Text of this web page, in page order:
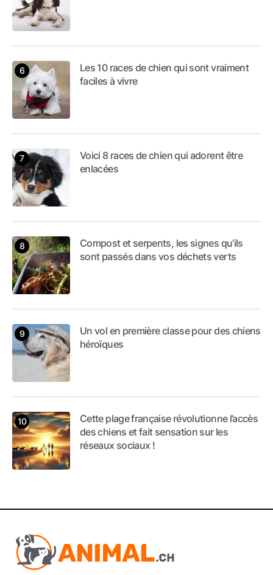
Les 10 races de chien qui sont vraiment
faciles à vivre
Voici 8 races de chien qui adorent être
enlacées
Compost et serpents, les signes qu’ils
sont passés dans vos déchets verts
Un vol en première classe pour des chiens
héroïques
Cette plage française révolutionne l’accès
des chiens et fait sensation sur les
réseaux sociaux !